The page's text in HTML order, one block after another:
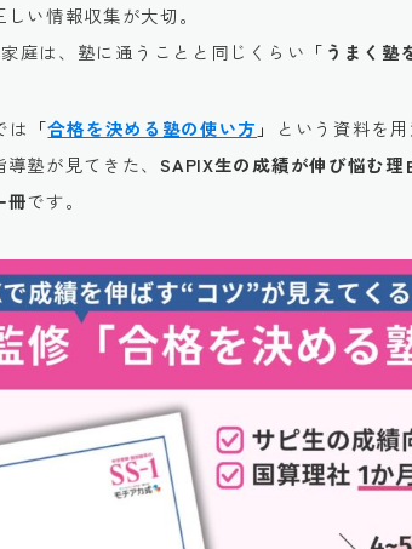
い情報収集が大切。
庭は、塾に通うことと同じくらい 「うまく
は 「合格を決める塾の使い方 」
という資料を
導塾が見てきた、SAPIX生の成績が伸び悩む理
冊です。